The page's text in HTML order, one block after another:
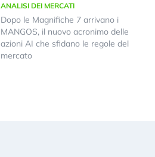
ANALISI DEI MERCATI
Dopo le Magnifiche 7 arrivano i
MANGOS, il nuovo acronimo delle
azioni AI che sfidano le regole del
mercato